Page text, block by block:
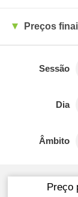
Preços
Sessão
Dia
Âmbito
Preço